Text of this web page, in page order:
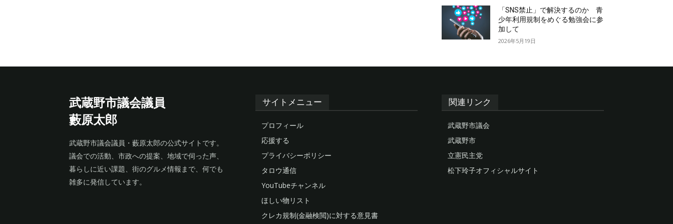
「SNS禁止」で解決するのか 青
少年利用規制をめぐる勉強会に参
加して
2026年5月19日
武蔵野市議会議員
藪原太郎
武蔵野市議会議員・藪原太郎の公式サイトです。
議会での活動、市政への提案、地域で伺った声、
暮らしに近い課題、街のグルメ情報まで、何でも
雑多に発信しています。
サイトメニュー
プロフィール
応援する
プライバシーポリシー
タロウ通信
YouTubeチャンネル
ほしい物リスト
クレカ規制(金融検閲)に対する意見書
関連リンク
武蔵野市議会
武蔵野市
立憲民主党
松下玲子オフィシャルサイト